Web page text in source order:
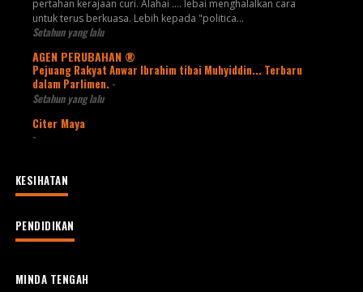
pertahan kerajaan curi. Alahai .... lebai menghalalkan cara
untuk terus berkuasa. Lebih kepada "politica...
Setahun yang lalu
AGEN PERUBAHAN ®
Pejuang Rakyat Anwar Ibrahim tibai Muhyiddin... Terbaru
dalam Parlimen. -
Setahun yang lalu
Citer Maya
-
KESIHATAN
PENDIDIKAN
MINDA TENGAH